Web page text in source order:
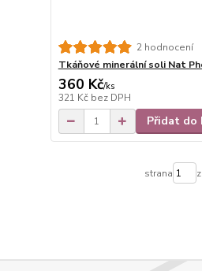
2 hodnocení
Tkáňové minerální soli Nat
360 Kč/ks
321 Kč bez DPH
Přidat do
strana